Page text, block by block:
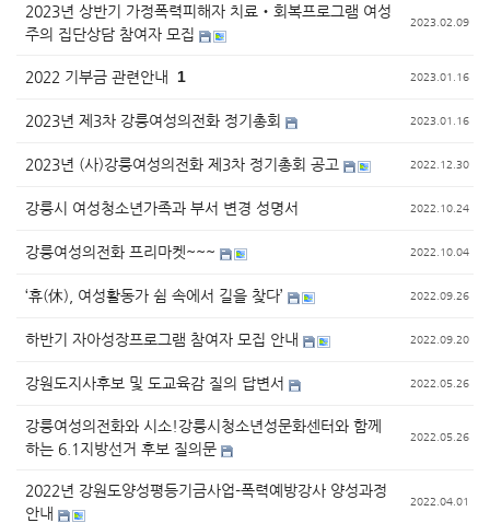
2023년 상반기 가정폭력피해자 치료‧회복프로그램 여성
주의 집단상담 참여자 모집
2023.02.09
2022 기부금 관련안내 1 2023.01.16
2023년 제3차 강릉여성의전화 정기총회 2023.01.16
2023년 (사)강릉여성의전화 제3차 정기총회 공고 2022.12.30
강릉시 여성청소년가족과 부서 변경 성명서 2022.10.24
강릉여성의전화 프리마켓~~~ 2022.10.04
‘휴(休), 여성활동가 쉼 속에서 길을 찾다’ 2022.09.26
하반기 자아성장프로그램 참여자 모집 안내 2022.09.20
강원도지사후보 및 도교육감 질의 답변서 2022.05.26
강릉여성의전화와 시소!강릉시청소년성문화센터와 함께
하는 6.1지방선거 후보 질의문
2022.05.26
2022년 강원도양성평등기금사업-폭력예방강사 양성과정
안내
2022.04.01